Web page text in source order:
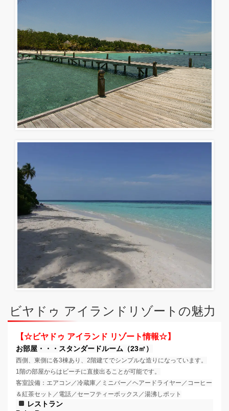
ビヤドゥ アイランドリゾートの魅力
【☆ビヤドゥ アイランド リゾート情報☆】
お部屋・・・スタンダードルーム（23㎡）
西側、東側に各3棟あり、2階建てでシンプルな造りになっています。
1階の部屋からはビーチに直接出ることが可能です。
客室設備：エアコン／冷蔵庫／ミニバー／ヘアードライヤー／コーヒー
＆紅茶セット／電話／ セーフティーボックス／湯沸しポット
レストラン